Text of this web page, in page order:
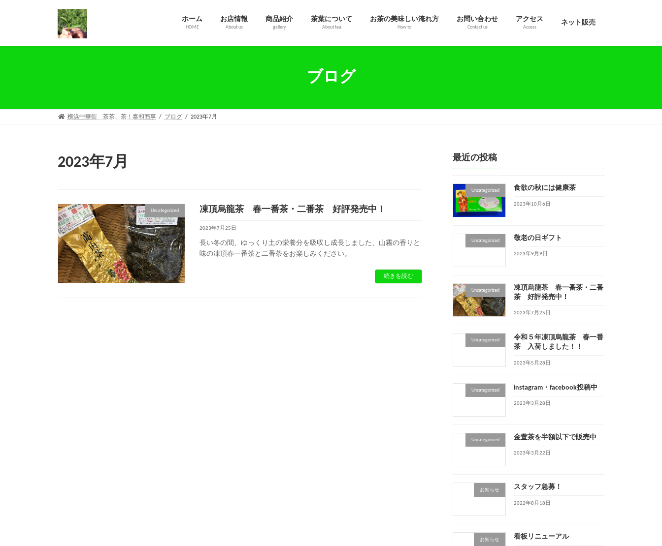
ツ
シ
ホーム
HOME
お店情報
About us
商品紹介
gallery
茶葉について
About tea
お茶の美味しい淹れ方
How to
お問い合わせ
Contact us
アクセス
Access
ネット販売
ブログ
横浜中華街 茶茶、茶！泰和商事 ブログ 2023年7月
2023年7月
Uncategorized 凍頂烏龍茶 春一番茶・二番茶 好評発売中！
2023年7月25日
長い冬の間、ゆっくり土の栄養分を吸収し成長しました、山霧の香りと
味の凍頂春一番茶と二番茶をお楽しみください。
続きを読む
最近の投稿
Uncategorized 食欲の秋には健康茶
2023年10月6日
Uncategorized 敬老の日ギフト
2023年9月9日
Uncategorized
凍頂烏龍茶 春一番茶・二番
茶 好評発売中！
2023年7月25日
Uncategorized
令和５年凍頂烏龍茶 春一番
茶 入荷しました！！
2023年5月28日
Uncategorized instagram・facebook投稿中
2023年3月28日
Uncategorized 金萱茶を半額以下で販売中
2023年3月22日
お知らせ スタッフ急募！
2022年8月18日
お知らせ 看板リニューアル